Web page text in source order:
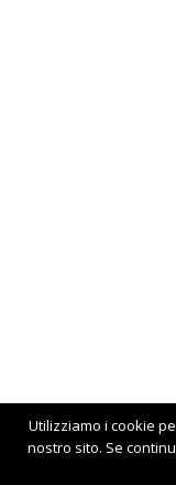
Utilizziamo i cookie
nostro sito. Se